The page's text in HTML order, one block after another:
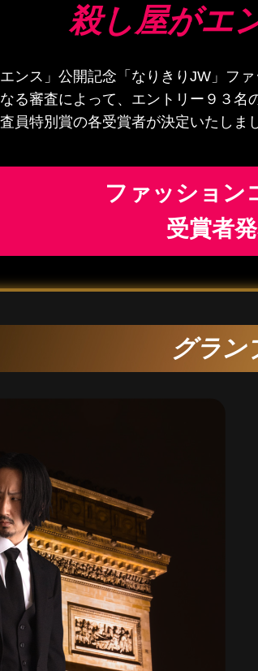
殺し屋がエ
ンス」公開記念「なりきり JW 」フ
る審査によって、エントリー９３
員特別賞の各受賞者が決定いたしま
ファッション
受賞者
グラン